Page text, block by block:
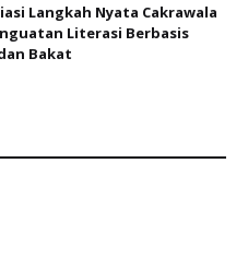
Langkah Nyata Cakrawala
Literasi Berbasis
Bakat